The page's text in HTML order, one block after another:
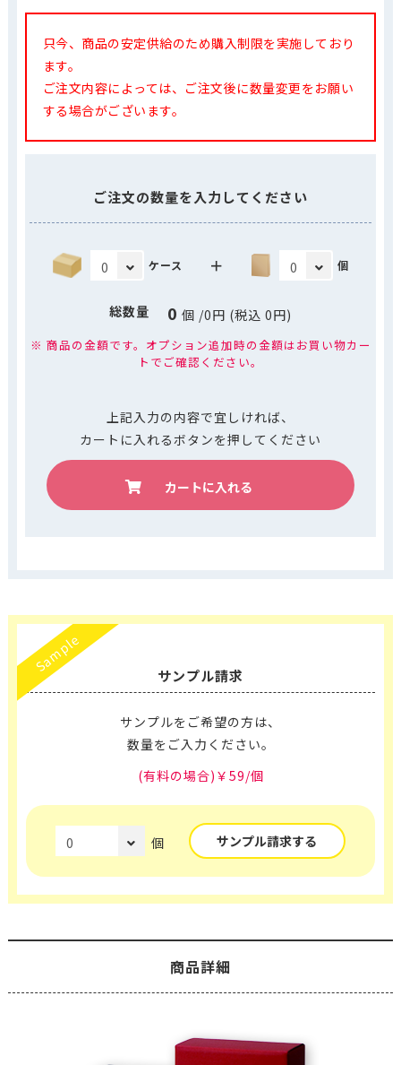
只今、商品の安定供給のため購入制限を実施しており
ます。
ご注文内容によっては、ご注文後に数量変更をお願い
する場合がございます。
ご注文の数量を入力してください
ケース ＋ 個
総数量 0 個 /0円 (税込 0円)
※ 商品の金額です。オプション追加時の金額はお買い物カー
トでご確認ください。
上記入力の内容で宜しければ、
カートに入れるボタンを押してください
カートに入れる
Sample
サンプル請求
サンプルをご希望の方は、
数量をご入力ください。
(有料の場合)￥59/個
個 サンプル請求する
商品詳細